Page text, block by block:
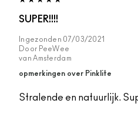
SUPER!!!!
Ingezonden 07/03/2021
Door PeeWee
van Amsterdam
opmerkingen over Pinklite
Stralende en natuurlijk.